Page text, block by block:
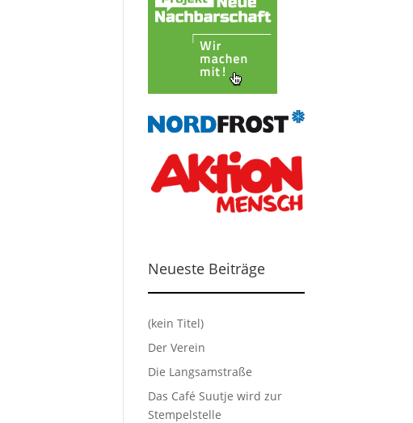
Neueste Beiträge
(kein Titel)
Der Verein
Die Langsamstraße
Das Café Suutje wird zur
Stempelstelle